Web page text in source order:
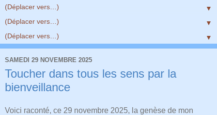
▼
▼
▼
SAMEDI 29 NOVEMBRE 2025
Toucher dans tous les sens par la
bienveillance
Voici raconté, ce 29 novembre 2025, la genèse de mon